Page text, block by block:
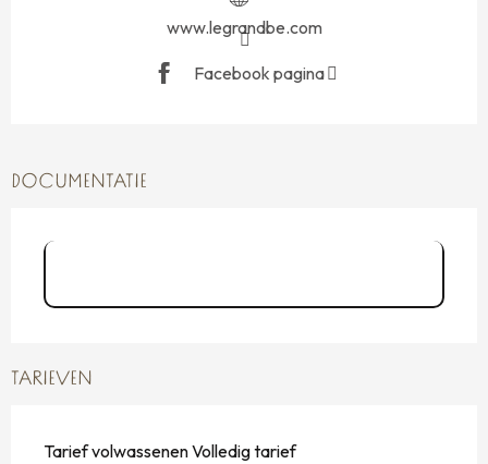
www.legrandbe.com
Facebook pagina
DOCUMENTATIE
TARIEVEN
Tarief volwassenen Volledig tarief